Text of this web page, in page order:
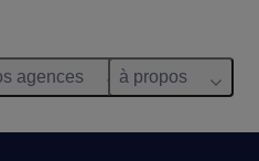
agences à propos